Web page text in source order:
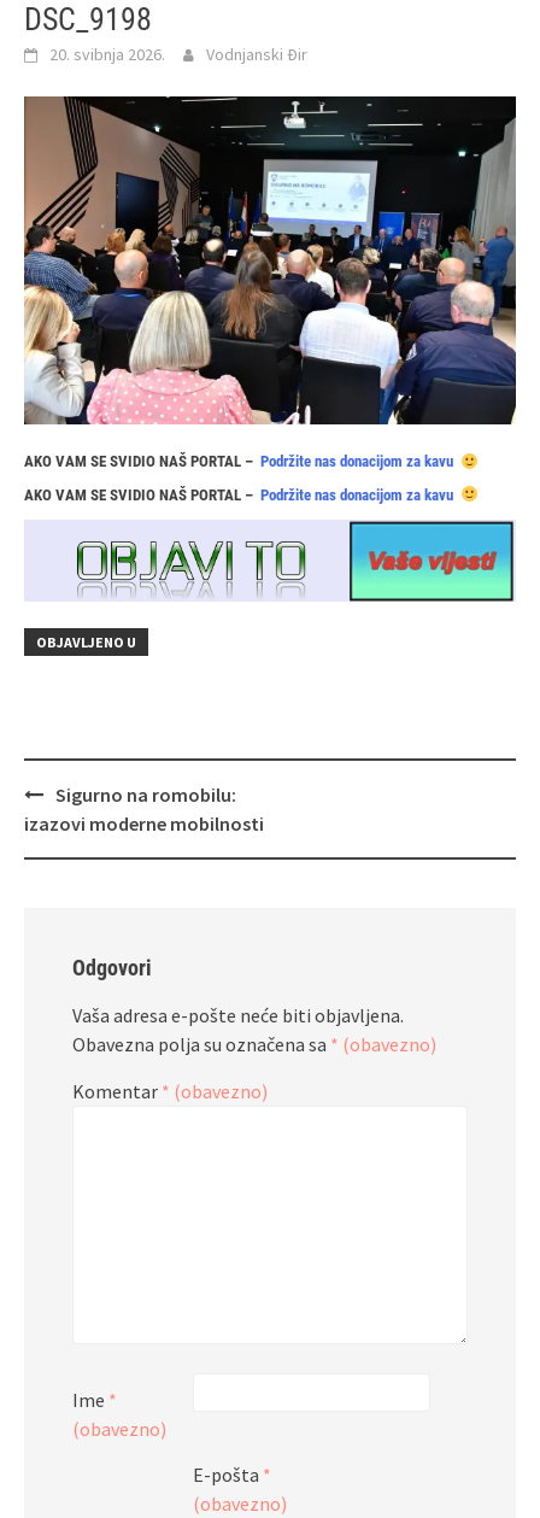
DSC_9198
20. svibnja 2026. Vodnjanski Đir
AKO VAM SE SVIDIO NAŠ PORTAL – Podržite nas donacijom za kavu
AKO VAM SE SVIDIO NAŠ PORTAL – Podržite nas donacijom za kavu
OBJAVLJENO U
Navigacija
objava
Sigurno na romobilu:
izazovi moderne mobilnosti
Odgovori
Vaša adresa e-pošte neće biti objavljena.
Obavezna polja su označena sa * (obavezno)
Komentar * (obavezno)
Ime *
(obavezno)
E-pošta *
(obavezno)